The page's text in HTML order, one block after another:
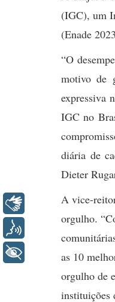
(IGC), um
(Enade
“O
motivo de
expressiva
IGC no
diária de
Dieter
A vice-
orgulho.
as 10
orgulho de
instituições
Libras
+ Acessibilidade